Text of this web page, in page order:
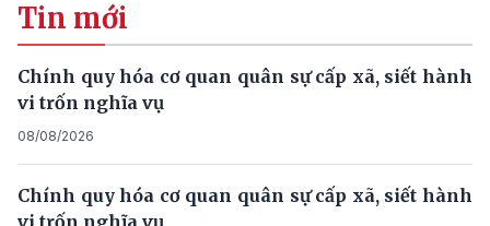
Tin mới
Chính quy hóa cơ quan quân sự cấp xã, siết hành
vi trốn nghĩa vụ
08/08/2026
Chính quy hóa cơ quan quân sự cấp xã, siết hành